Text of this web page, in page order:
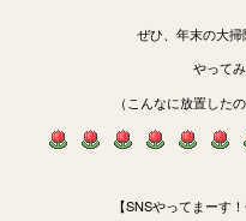
ぜひ、年末の大
やって
（こんなに放置した
【SNSやってまーす